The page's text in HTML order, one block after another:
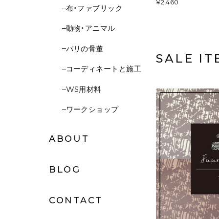
布・ファブリック
動物・アニマル
パリの骨董
コーディネートと施工
WS用材料
ワークショップ
ABOUT
BLOG
CONTACT
¥2,460
SALE